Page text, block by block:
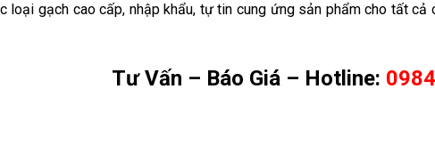
loại gạch cao cấp, nhập khẩu, tự tin cung ứng sản phẩm cho tất cả
Tư Vấn – Báo Giá – Hotline: